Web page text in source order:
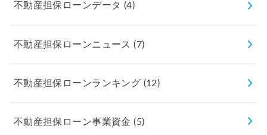
不動産担保ローンデータ (4)
不動産担保ローンニュース(7)
不動産担保ローンランキング (12)
不動産担保ローン事業資金(5)